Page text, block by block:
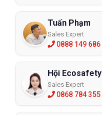
Tuấn Phạm
Sales Expert
0888 149 686
Hội Ecosafety
Sales Expert
0868 784 355